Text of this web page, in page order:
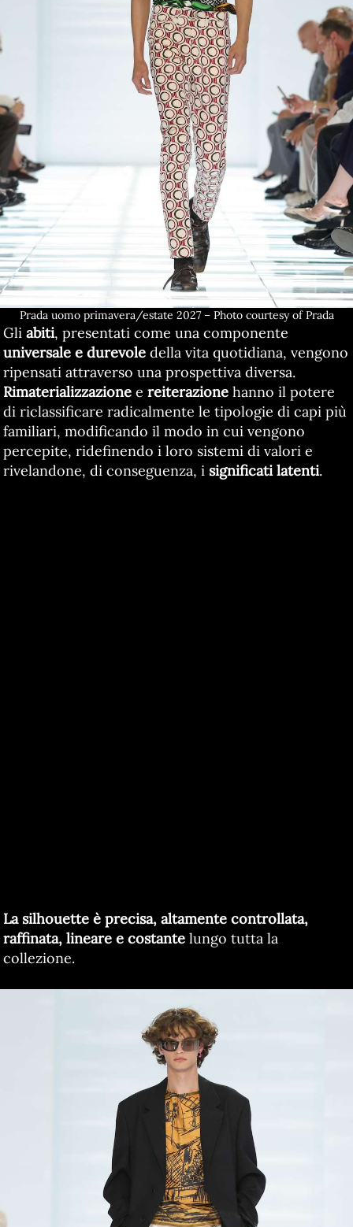
Prada uomo primavera/estate 2027 – Photo courtesy of Prada
Gli abiti, presentati come una componente
universale e durevoledella vita quotidiana, vengono
ripensati attraverso una prospettiva diversa.
Rimaterializzazionee reiterazionehanno il potere
di riclassificare radicalmente le tipologie di capi più
familiari, modificando il modo in cui vengono
percepite, ridefinendo i loro sistemi di valori e
rivelandone, di conseguenza, i significati latenti.
La silhouette è precisa, altamente controllata,
raffinata, lineare e costantelungo tutta la
collezione.